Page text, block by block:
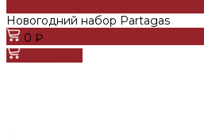
Новогодний набор Partagas
0 ₽